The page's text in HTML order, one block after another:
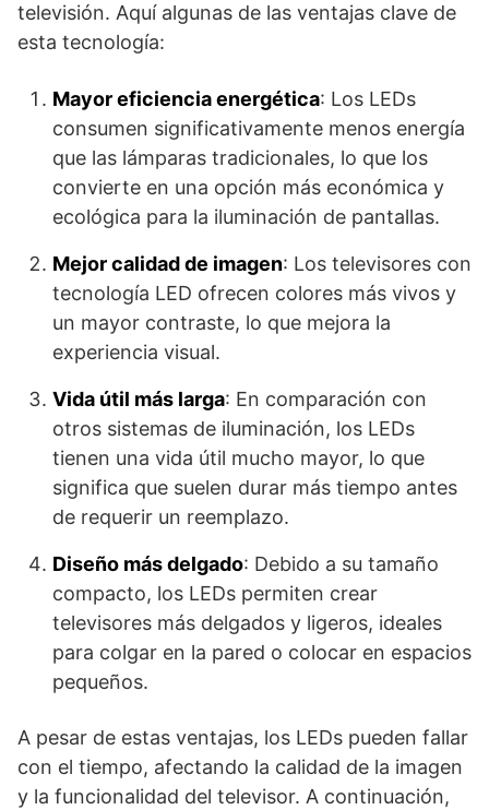
televisión. Aquí algunas de las ventajas clave de
esta tecnología:
Mayor eficiencia energética: Los LEDs
consumen significativamente menos energía
que las lámparas tradicionales, lo que los
convierte en una opción más económica y
ecológica para la iluminación de pantallas.
Mejor calidad de imagen: Los televisores con
tecnología LED ofrecen colores más vivos y
un mayor contraste, lo que mejora la
experiencia visual.
Vida útil más larga: En comparación con
otros sistemas de iluminación, los LEDs
tienen una vida útil mucho mayor, lo que
significa que suelen durar más tiempo antes
de requerir un reemplazo.
Diseño más delgado: Debido a su tamaño
compacto, los LEDs permiten crear
televisores más delgados y ligeros, ideales
para colgar en la pared o colocar en espacios
pequeños.
A pesar de estas ventajas, los LEDs pueden fallar
con el tiempo, afectando la calidad de la imagen
y la funcionalidad del televisor. A continuación,